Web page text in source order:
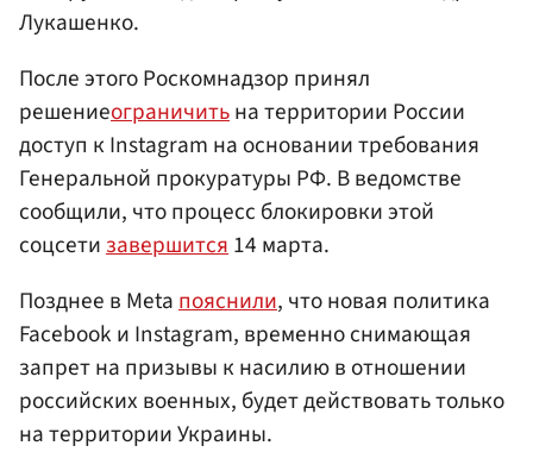
Лукашенко.
После этого Роскомнадзор принял
решениеограничитьна территории России
доступ к Instagram на основании требования
Генеральной прокуратуры РФ. В ведомстве
сообщили, что процесс блокировки этой
соцсетизавершится14 марта.
Позднее в Metaпояснили, что новая политика
Facebook и Instagram, временно снимающая
запрет на призывы к насилию в отношении
российских военных, будет действовать только
на территории Украины.